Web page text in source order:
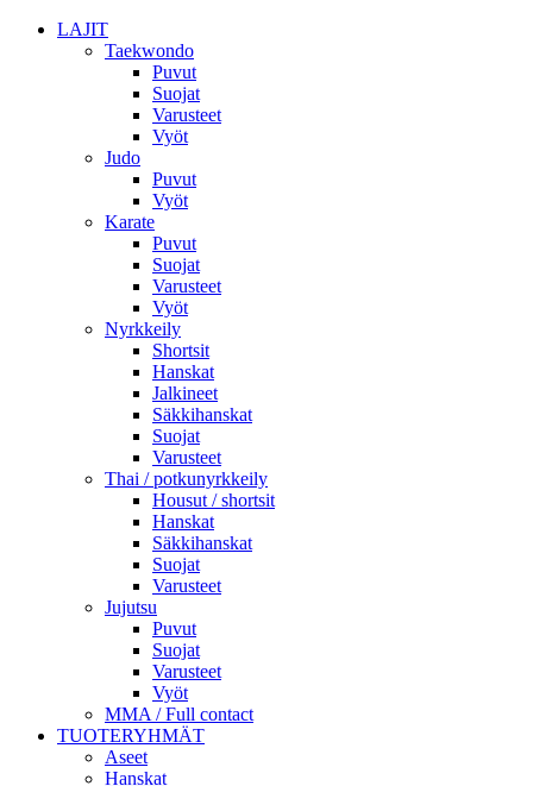
LAJIT
Taekwondo
Puvut
Suojat
Varusteet
Vyöt
Judo
Puvut
Vyöt
Karate
Puvut
Suojat
Varusteet
Vyöt
Nyrkkeily
Shortsit
Hanskat
Jalkineet
Säkkihanskat
Suojat
Varusteet
Thai / potkunyrkkeily
Housut / shortsit
Hanskat
Säkkihanskat
Suojat
Varusteet
Jujutsu
Puvut
Suojat
Varusteet
Vyöt
MMA / Full contact
TUOTERYHMÄT
Aseet
Hanskat